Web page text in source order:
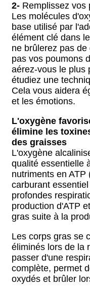
2- Remplissez vos
Les molécules
base utilisé par
élément clé dans
ne brûlerez pas
pas vos poumons
aérez-vous le plus
étudiez une
Cela vous aidera
et les émotions.
L'oxygène
élimine les
des graisses
L'oxygène
qualité essentielle
nutriments en
carburant
profondes
production d'ATP
gras suite à la
Les corps gras se
éliminés lors de la
passer d'une
complète, permet
oxydés et brûler